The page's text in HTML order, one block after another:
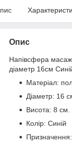
Опис
Напівсфера
діаметр 16см
Матеріал:
Діаметр: 16
Висота: 8 см.
Колір: Синій
Призначення: